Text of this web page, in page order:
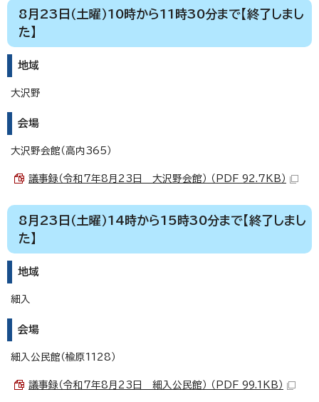
8月23日（土曜）10時から11時30分まで【終了しまし
た】
地域
大沢野
会場
大沢野会館（高内365）
議事録（令和7年8月23日 大沢野会館） （PDF 92.7KB）
8月23日（土曜）14時から15時30分まで【終了しまし
た】
地域
細入
会場
細入公民館（楡原1128）
議事録（令和7年8月23日 細入公民館） （PDF 99.1KB）